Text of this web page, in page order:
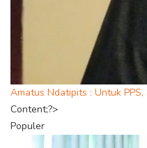
Amatus Ndatipits : Untuk
Content;?>
Populer